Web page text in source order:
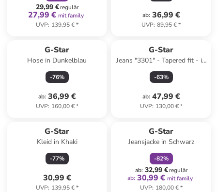
29,99 €regulär
27,99 € mit family
UVP: 139,95 €*
ab: 36,99 €
UVP: 89,95 €*
G-Star
Hose in Dunkelblau
-76%
ab: 36,99 €
UVP: 160,00 €*
G-Star
Jeans "3301" - Tapered fit - in
Blau
-63%
ab: 47,99 €
UVP: 130,00 €*
G-Star
Kleid in Khaki
-77%
30,99 €
UVP: 139,95 €*
G-Star
Jeansjacke in Schwarz
-82%
ab: 32,99 €regulär
ab: 30,99 € mit family
UVP: 180,00 €*